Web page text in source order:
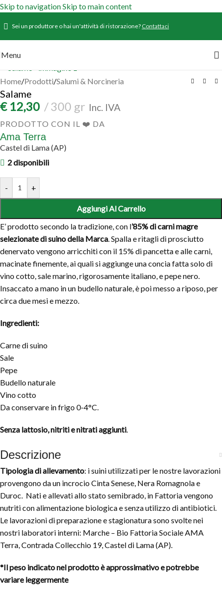
Skip to navigationSkip to main content
Sei un produttore o hai un'attività di ristorazione? Contattaci
Menu
Home/Prodotti/Salumi & Norcineria
Salame
€12,30 300 gr Inc. IVA
PRODOTTO CON IL ❤️ DA
Ama Terra
Castel di Lama (AP)
2 disponibili
- +
Aggiungi Al Carrello
E’ prodotto secondo la tradizione, con l’85% di carni magre
selezionate di suino della Marca. Spalla e ritagli di prosciutto
denervato vengono arricchiti con il 15% di pancetta e alle carni,
macinate finemente, ai quali si aggiunge una concia fatta solo di
vino cotto, sale marino, rigorosamente italiano, e pepe nero.
Insaccato a mano in un budello naturale, è poi messo a riposo, per
circa due mesi e mezzo.
Ingredienti:
Carne di suino
Sale
Pepe
Budello naturale
Vino cotto
Da conservare in frigo 0-4°C.
Senza lattosio, nitriti e nitrati aggiunti.
Descrizione
Tipologia di allevamento: i suini utilizzati per le nostre lavorazioni
provengono da un incrocio Cinta Senese, Nera Romagnola e
Duroc. Nati e allevati allo stato semibrado, in Fattoria vengono
nutriti con alimentazione biologica e senza utilizzo di antibiotici.
Le lavorazioni di preparazione e stagionatura sono svolte nei
nostri laboratori interni: Marche – Bio Fattoria Sociale AMA
Terra, Contrada Collecchio 19, Castel di Lama (AP).
*Il peso indicato nel prodotto è approssimativo e potrebbe
variare leggermente